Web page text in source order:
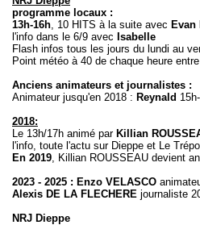
programme locaux :
13h-16h, 10 HITS à la suite avec Evan
l'info dans le 6/9 avec Isabelle
Flash infos tous les jours du lundi au
Point météo à 40 de chaque heure
Anciens animateurs et journalistes :
Animateur jusqu'en 2018 : Reynald
2018:
Le 13h/17h animé par Killian
l'info, toute l'actu sur Dieppe et Le
En 2019, Killian ROUSSEAU devient
2023 - 2025 : Enzo VELASCO
Alexis DE LA FLECHERE journaliste
NRJ Dieppe